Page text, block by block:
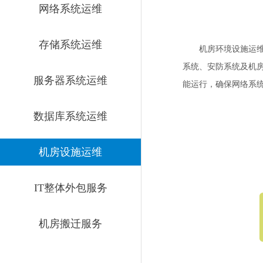
网络系统运维
存储系统运维
服务器系统运维
数据库系统运维
机房设施运维
IT整体外包服务
机房搬迁服务
机房环境设施运
系统、安防系统及机
能运行，确保网络系